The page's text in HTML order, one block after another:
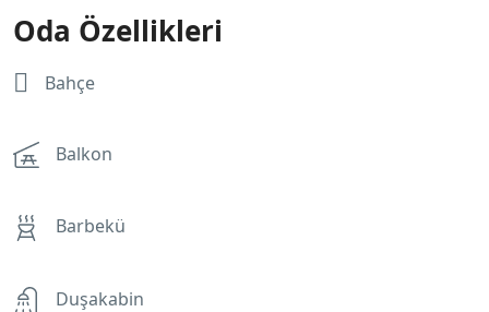
Oda Özellikleri
Bahçe
Balkon
Barbekü
Duşakabin